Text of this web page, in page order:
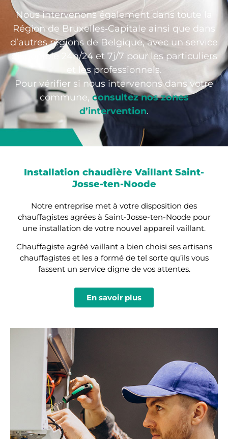
Nous intervenons également dans toute la
Région de Bruxelles‑Capitale ainsi que dans
d’autres régions de Belgique, avec un service
disponible 24h/24 et 7j/7 pour les particuliers
et les professionnels.
Pour vérifier si nous intervenons dans votre
commune, consultez nos zones
d’intervention.
Installation chaudière Vaillant Saint-
Josse-ten-Noode
Notre entreprise met à votre disposition des
chauffagistes agrées à Saint-Josse-ten-Noode pour
une installation de votre nouvel appareil vaillant.
Chauffagiste agréé vaillant a bien choisi ses artisans
chauffagistes et les a formé de tel sorte qu’ils vous
fassent un service digne de vos attentes.
En savoir plus